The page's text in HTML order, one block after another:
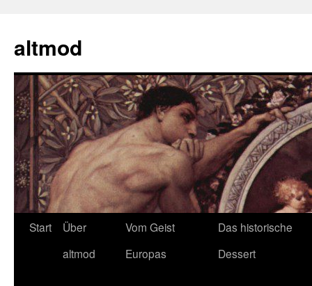
springen
altmod
Start
Über
altmod
Vom Geist
Europas
Das historische
Dessert